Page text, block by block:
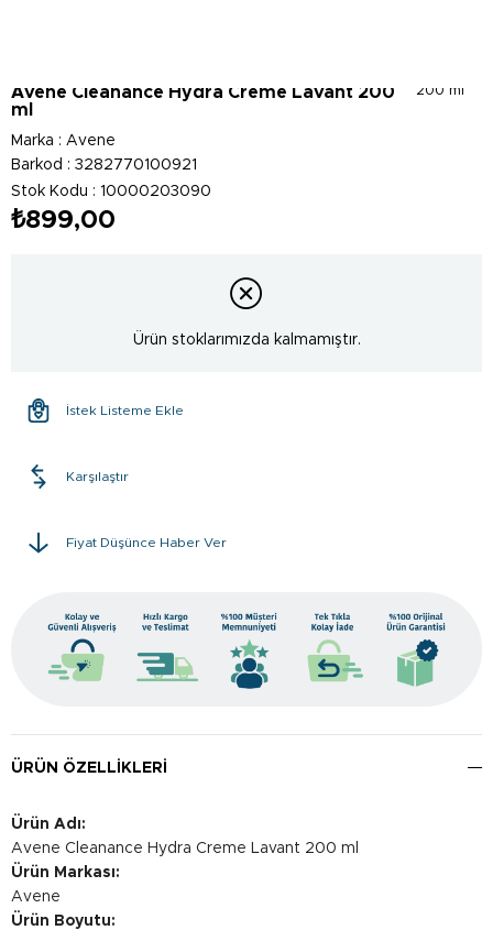
200 ml
Avene Cleanance Hydra Creme Lavant 200
ml
Marka : Avene
Barkod : 3282770100921
Stok Kodu
10000203090
₺899,00
Ürün stoklarımızda kalmamıştır.
İstek Listeme Ekle
Karşılaştır
Fiyat Düşünce Haber Ver
ÜRÜN ÖZELLIKLERI
Ürün Adı:
Avene Cleanance Hydra Creme Lavant 200 ml
Ürün Markası:
Avene
Ürün Boyutu: